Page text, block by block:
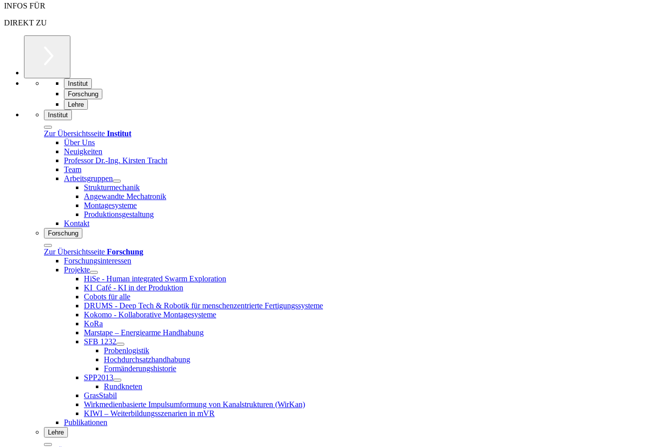
INFOS FÜR
DIREKT ZU
Institut
Forschung
Lehre
Institut
Zur Übersichtsseite Institut
Über Uns
Neuigkeiten
Professor Dr.-Ing. Kirsten Tracht
Team
Arbeitsgruppen
Strukturmechanik
Angewandte Mechatronik
Montagesysteme
Produktionsgestaltung
Kontakt
Forschung
Zur Übersichtsseite Forschung
Forschungsinteressen
Projekte
HiSe - Human integrated Swarm Exploration
KI_Café - KI in der Produktion
Cobots für alle
DRUMS - Deep Tech & Robotik für menschenzentrierte Fertigungssysteme
Kokomo - Kollaborative Montagesysteme
KoRa
Marstape – Energiearme Handhabung
SFB 1232
Probenlogistik
Hochdurchsatzhandhabung
Formänderungshistorie
SPP2013
Rundkneten
GrasStabil
Wirkmedienbasierte Impulsumformung von Kanalstrukturen (WirKan)
KIWI – Weiterbildungsszenarien in mVR
Publikationen
Lehre